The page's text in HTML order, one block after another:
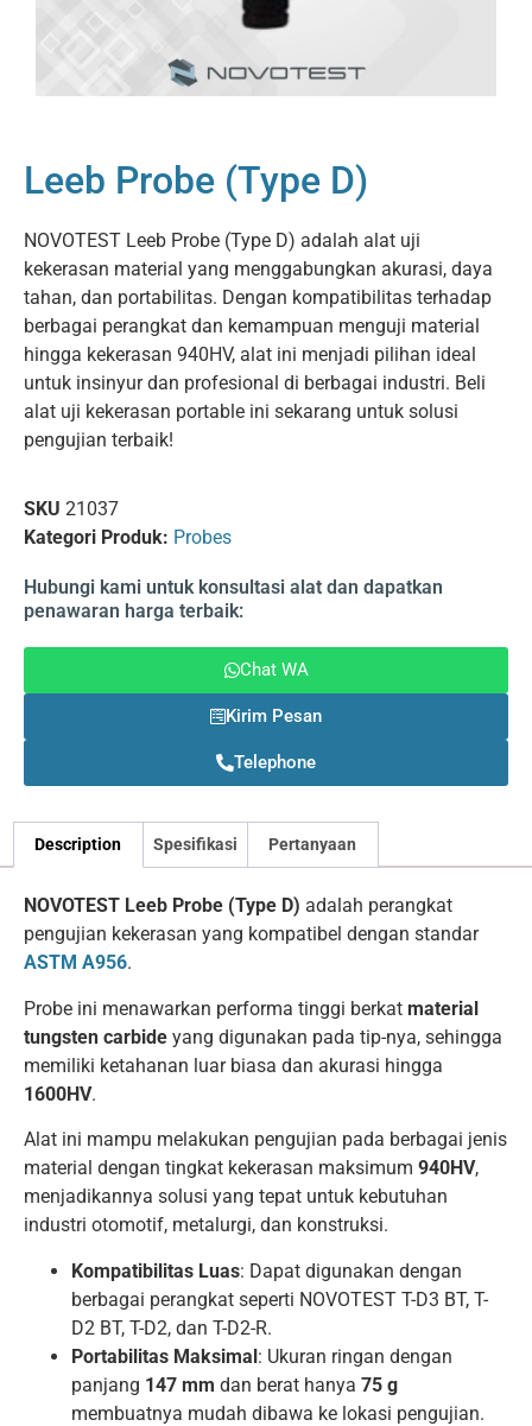
Leeb Probe (Type D)
NOVOTEST Leeb Probe (Type D) adalah alat uji
kekerasan material yang menggabungkan akurasi, daya
tahan, dan portabilitas. Dengan kompatibilitas terhadap
berbagai perangkat dan kemampuan menguji material
hingga kekerasan 940HV, alat ini menjadi pilihan ideal
untuk insinyur dan profesional di berbagai industri. Beli
alat uji kekerasan portable ini sekarang untuk solusi
pengujian terbaik!
SKU 21037
Kategori Produk: Probes
Hubungi kami untuk konsultasi alat dan dapatkan
penawaran harga terbaik:
Chat WA
Kirim Pesan
Telephone
Description Spesifikasi Pertanyaan
NOVOTEST Leeb Probe (Type D) adalah perangkat
pengujian kekerasan yang kompatibel dengan standar
ASTM A956.
Probe ini menawarkan performa tinggi berkat material
tungsten carbide yang digunakan pada tip-nya, sehingga
memiliki ketahanan luar biasa dan akurasi hingga
1600HV.
Alat ini mampu melakukan pengujian pada berbagai jenis
material dengan tingkat kekerasan maksimum 940HV,
menjadikannya solusi yang tepat untuk kebutuhan
industri otomotif, metalurgi, dan konstruksi.
Kompatibilitas Luas: Dapat digunakan dengan
berbagai perangkat seperti NOVOTEST T-D3 BT, T-
D2 BT, T-D2, dan T-D2-R.
Portabilitas Maksimal: Ukuran ringan dengan
panjang 147 mm dan berat hanya 75 g
membuatnya mudah dibawa ke lokasi pengujian.